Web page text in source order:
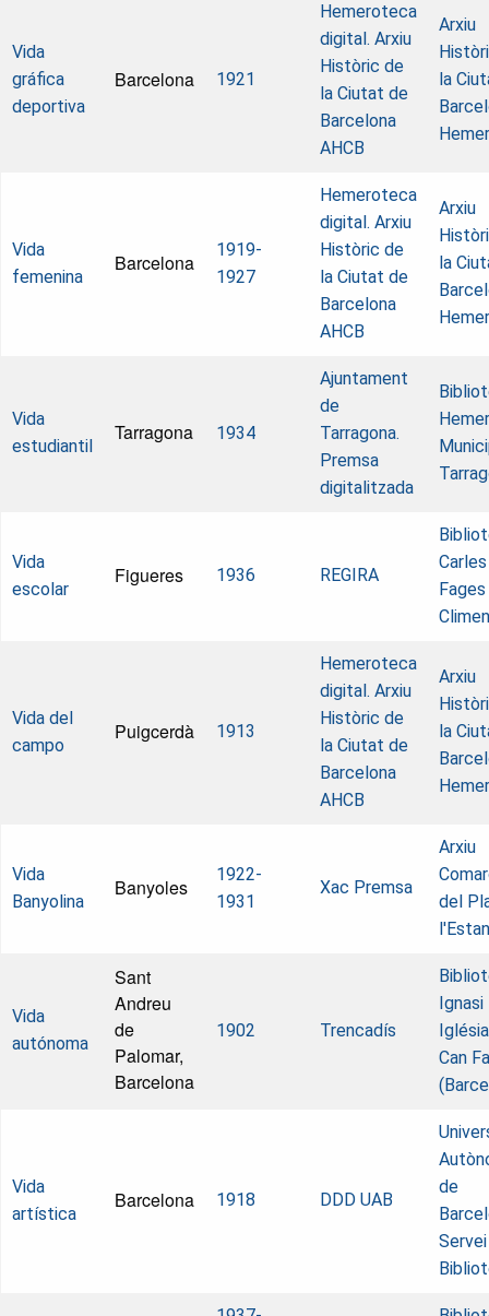
Vida
gráfica
deportiva
Barcelona 1921
Hemeroteca
digital. Arxiu
Històric de
la Ciutat de
Barcelona
AHCB
Arxiu
la
Vida
femenina
Barcelona
1919-
1927
Hemeroteca
digital. Arxiu
Històric de
la Ciutat de
Barcelona
AHCB
Arxiu
la
Vida
estudiantil
Tarragona 1934
Ajuntament
de
Tarragona.
Premsa
digitalitzada
Vida
escolar
Figueres 1936 REGIRA
Carles
Vida del
campo
Puigcerdà 1913
Hemeroteca
digital. Arxiu
Històric de
la Ciutat de
Barcelona
AHCB
Arxiu
la
Vida
Banyolina
Banyoles
1922-
1931
Xac Premsa
Arxiu
del
Vida
autónoma
Sant
Andreu
de
Palomar,
Barcelona
1902 Trencadís
Ignasi
Can
Vida
artística
Barcelona 1918 DDD UAB
de